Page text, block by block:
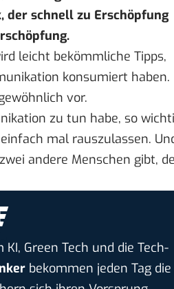
der schnell zu Erschöpfung
leicht bekömmliche Tipps,
konsumiert haben.
vor.
zu tun habe, so
mal rauszulassen.
andere Menschen gibt,
Green Tech und die Tech-
bekommen jeden Tag die